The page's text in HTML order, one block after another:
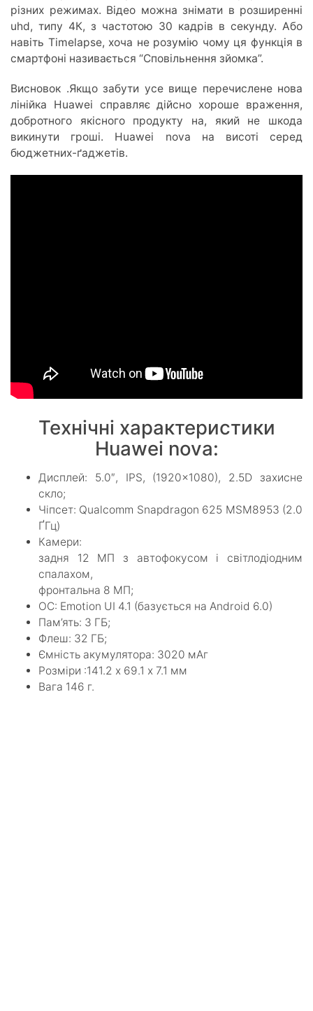
різних режимах. Відео можна знімати в розширенні
uhd, типу 4К, з частотою 30 кадрів в секунду. Або
навіть Timelapse, хоча не розумію чому ця функція в
смартфоні називається “Сповільнення зйомка”.
Висновок .Якщо забути усе вище перечислене нова
лінійка Huawei справляє дійсно хороше враження,
добротного якісного продукту на, який не шкода
викинути гроші. Huawei nova на висоті серед
бюджетних-ґаджетів.
Технічні характеристики
Huawei nova:
Дисплей: 5.0″, IPS, (1920×1080), 2.5D захисне
скло;
Чіпсет: Qualcomm Snapdragon 625 MSM8953 (2.0
ҐГц)
Камери:
задня 12 МП з автофокусом і світлодіодним
спалахом,
фронтальна 8 МП;
ОС: Emotion UI 4.1 (базується на Android 6.0)
Пам’ять: 3 ГБ;
Флеш: 32 ГБ;
Ємність акумулятора: 3020 мАг
Розміри :141.2 х 69.1 х 7.1 мм
Вага 146 г.